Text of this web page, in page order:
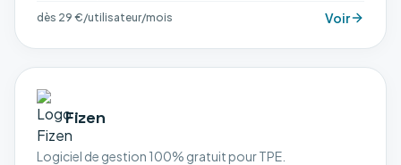
dès 29 €/utilisateur/mois Voir
Fizen
Logiciel de gestion 100% gratuit pour TPE.